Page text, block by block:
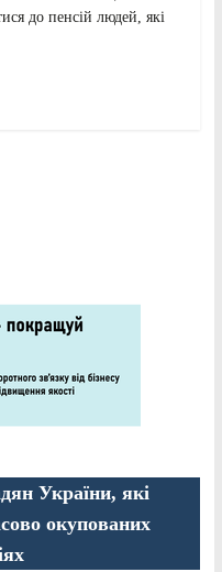
до пенсій людей, які
України, які
окупованих